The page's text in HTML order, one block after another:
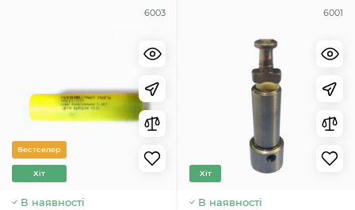
6003
Бестселер
Хіт
В наявності
6001
Хіт
В наявності